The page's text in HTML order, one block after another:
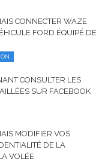
CONNECTER WAZE
FORD ÉQUIPÉ DE
CONSULTER LES
SUR FACEBOOK
MODIFIER VOS
DE LA
VOLÉE